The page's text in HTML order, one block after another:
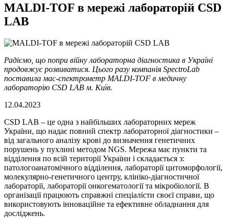
MALDI-TOF в мережі лабораторій CSD
LAB
Радіємо, що попри війну лабораторна діагностика в Україні
продовжує розвиватися. Цього разу компанія SpectroLab
поставила мас-спектрометр MALDI-TOF в медичну
лабораторію CSD LAB м. Київ.
12.04.2023
CSD LAB – це одна з найбільших лабораторних мереж
України, що надає повний спектр лабораторної діагностики –
від загального аналізу крові до визначення генетичних
порушень у пухлині методом NGS. Мережа має пункти та
відділення по всій території України і складається з:
патологоанатомічного відділення, лабораторії цитоморфології,
молекулярно-генетичного центру, клініко-діагностичної
лабораторії, лабораторії онкогематології та мікробіології. В
організації працюють справжні спеціалісти своєї справи, що
використовують інноваційне та ефективне обладнання для
досліджень.